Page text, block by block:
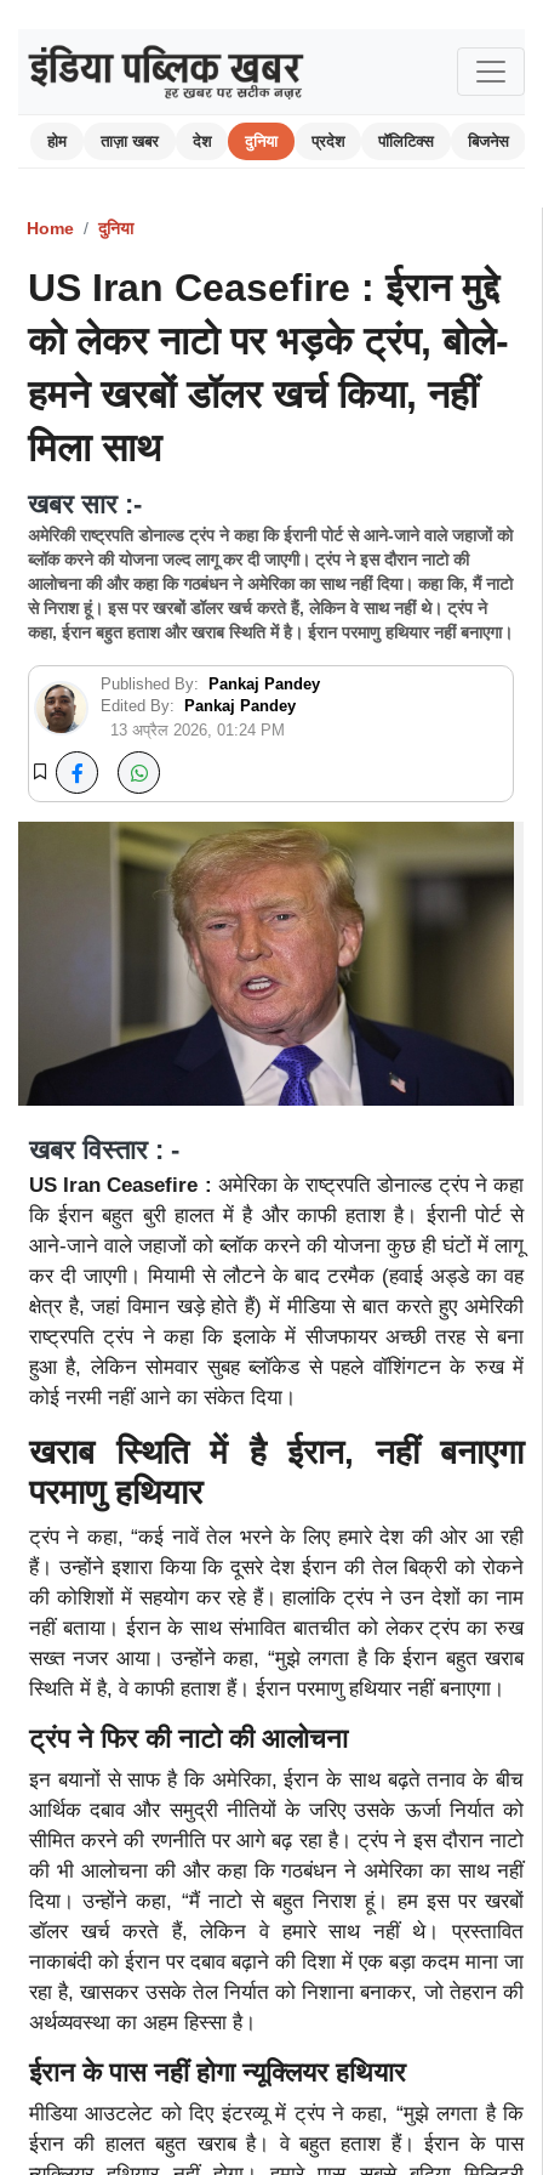
होम ताज़ा खबर देश दुनिया प्रदेश पॉलिटिक्स बिजनेस
Home दुनिया
US Iran Ceasefire : ईरान मुद्दे
को लेकर नाटो पर भड़के ट्रंप, बोले-
हमने खरबों डॉलर खर्च किया, नहीं
मिला साथ
खबर सार :-
अमेरिकी राष्ट्रपति डोनाल्ड ट्रंप ने कहा कि ईरानी पोर्ट से आने-जाने वाले जहाजों को
ब्लॉक करने की योजना जल्द लागू कर दी जाएगी। ट्रंप ने इस दौरान नाटो की
आलोचना की और कहा कि गठबंधन ने अमेरिका का साथ नहीं दिया। कहा कि, मैं नाटो
से निराश हूं। इस पर खरबों डॉलर खर्च करते हैं, लेकिन वे साथ नहीं थे। ट्रंप ने
कहा, ईरान बहुत हताश और खराब स्थिति में है। ईरान परमाणु हथियार नहीं बनाएगा।
Published By:
Pankaj Pandey
Edited By:
Pankaj Pandey
13 अप्रैल 2026, 01:24 PM
खबर विस्तार : -
US Iran Ceasefire : अमेरिका के राष्ट्रपति डोनाल्ड ट्रंप ने कहा
कि ईरान बहुत बुरी हालत में है और काफी हताश है। ईरानी पोर्ट से
आने-जाने वाले जहाजों को ब्लॉक करने की योजना कुछ ही घंटों में लागू
कर दी जाएगी। मियामी से लौटने के बाद टरमैक (हवाई अड्डे का वह
क्षेत्र है, जहां विमान खड़े होते हैं) में मीडिया से बात करते हुए अमेरिकी
राष्ट्रपति ट्रंप ने कहा कि इलाके में सीजफायर अच्छी तरह से बना
हुआ है, लेकिन सोमवार सुबह ब्लॉकेड से पहले वॉशिंगटन के रुख में
कोई नरमी नहीं आने का संकेत दिया।
खराब स्थिति में है ईरान, नहीं बनाएगा
परमाणु हथियार
ट्रंप ने कहा, “कई नावें तेल भरने के लिए हमारे देश की ओर आ रही
हैं। उन्होंने इशारा किया कि दूसरे देश ईरान की तेल बिक्री को रोकने
की कोशिशों में सहयोग कर रहे हैं। हालांकि ट्रंप ने उन देशों का नाम
नहीं बताया। ईरान के साथ संभावित बातचीत को लेकर ट्रंप का रुख
सख्त नजर आया। उन्होंने कहा, “मुझे लगता है कि ईरान बहुत खराब
स्थिति में है, वे काफी हताश हैं। ईरान परमाणु हथियार नहीं बनाएगा।
ट्रंप ने फिर की नाटो की आलोचना
इन बयानों से साफ है कि अमेरिका, ईरान के साथ बढ़ते तनाव के बीच
आर्थिक दबाव और समुद्री नीतियों के जरिए उसके ऊर्जा निर्यात को
सीमित करने की रणनीति पर आगे बढ़ रहा है। ट्रंप ने इस दौरान नाटो
की भी आलोचना की और कहा कि गठबंधन ने अमेरिका का साथ नहीं
दिया। उन्होंने कहा, “मैं नाटो से बहुत निराश हूं। हम इस पर खरबों
डॉलर खर्च करते हैं, लेकिन वे हमारे साथ नहीं थे। प्रस्तावित
नाकाबंदी को ईरान पर दबाव बढ़ाने की दिशा में एक बड़ा कदम माना जा
रहा है, खासकर उसके तेल निर्यात को निशाना बनाकर, जो तेहरान की
अर्थव्यवस्था का अहम हिस्सा है।
ईरान के पास नहीं होगा न्यूक्लियर हथियार
मीडिया आउटलेट को दिए इंटरव्यू में ट्रंप ने कहा, “मुझे लगता है कि
ईरान की हालत बहुत खराब है। वे बहुत हताश हैं। ईरान के पास